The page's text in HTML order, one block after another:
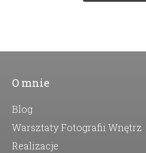
O mnie
Blog
Warsztaty Fotografii Wnętrz
Realizacje